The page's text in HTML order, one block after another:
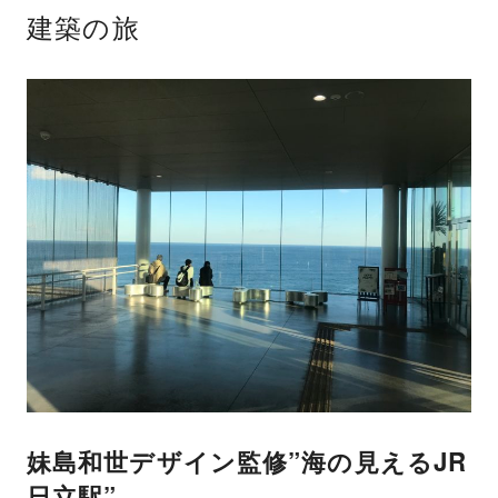
建築の旅
妹島和世デザイン監修”海の見えるJR